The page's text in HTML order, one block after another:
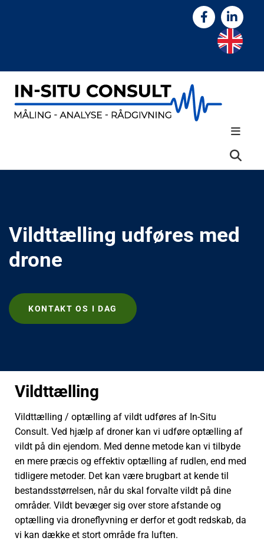
Vildttælling udføres med
drone
KONTAKT OS I DAG
Vildttælling
Vildttælling / optælling af vildt udføres af In-Situ
Consult. Ved hjælp af droner kan vi udføre optælling af
vildt på din ejendom. Med denne metode kan vi tilbyde
en mere præcis og effektiv optælling af rudlen, end med
tidligere metoder. Det kan være brugbart at kende til
bestandsstørrelsen, når du skal forvalte vildt på dine
områder. Vildt bevæger sig over store afstande og
optælling via droneflyvning er derfor et godt redskab, da
vi kan dække et stort område fra luften.